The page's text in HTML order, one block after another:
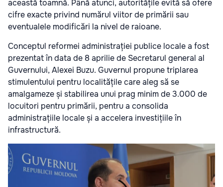
această toamnă. Până atunci, autoritățile evită să ofere
cifre exacte privind numărul viitor de primării sau
eventualele modificări la nivel de raioane.
Conceptul reformei administrației publice locale a fost
prezentat în data de 8 aprilie de Secretarul general al
Guvernului, Alexei Buzu. Guvernul propune triplarea
stimulentului pentru localitățile care aleg să se
amalgameze și stabilirea unui prag minim de 3.000 de
locuitori pentru primării, pentru a consolida
administrațiile locale și a accelera investițiile în
infrastructură.